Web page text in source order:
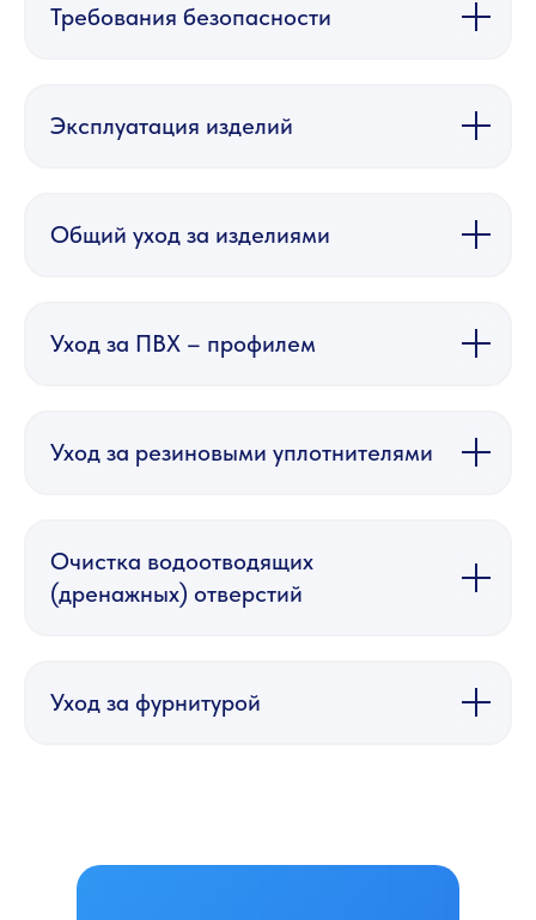
Требования безопасности
Эксплуатация изделий
Общий уход за изделиями
Уход за ПВХ – профилем
Уход за резиновыми уплотнителями
Очистка водоотводящих
(дренажных) отверстий
Уход за фурнитурой